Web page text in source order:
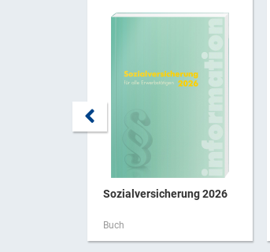
Sozialversicherung 2026
Buch